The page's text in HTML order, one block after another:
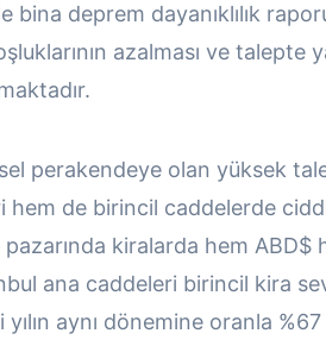
bina deprem dayanıklılık
azalması ve talepte
perakendeye olan yüksek
hem de birincil caddelerde
pazarında kiralarda hem ABD$
ana caddeleri birincil kira
aynı dönemine oranla %67